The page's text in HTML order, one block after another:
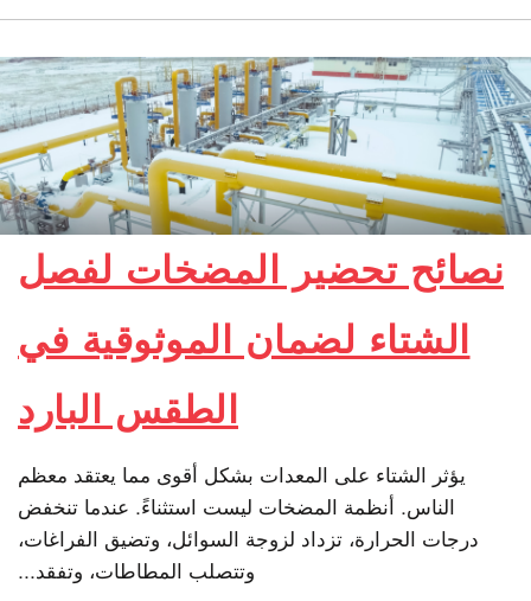
نصائح تحضير المضخات لفصل
الشتاء لضمان الموثوقية في
الطقس البارد
يؤثر الشتاء على المعدات بشكل أقوى مما يعتقد معظم
الناس. أنظمة المضخات ليست استثناءً. عندما تنخفض
درجات الحرارة، تزداد لزوجة السوائل، وتضيق الفراغات،
وتتصلب المطاطات، وتفقد...